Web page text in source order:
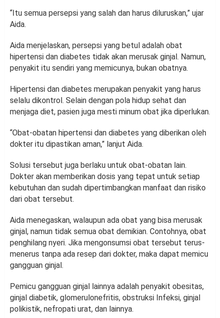
“Itu semua persepsi yang salah dan harus diluruskan,” ujar
Aida.
Aida menjelaskan, persepsi yang betul adalah obat
hipertensi dan diabetes tidak akan merusak ginjal. Namun,
penyakit itu sendiri yang memicunya, bukan obatnya.
Hipertensi dan diabetes merupakan penyakit yang harus
selalu dikontrol. Selain dengan pola hidup sehat dan
menjaga diet, pasien juga mesti minum obat jika diperlukan.
“Obat-obatan hipertensi dan diabetes yang diberikan oleh
dokter itu dipastikan aman,” lanjut Aida.
Solusi tersebut juga berlaku untuk obat-obatan lain.
Dokter akan memberikan dosis yang tepat untuk setiap
kebutuhan dan sudah dipertimbangkan manfaat dan risiko
dari obat tersebut.
Aida menegaskan, walaupun ada obat yang bisa merusak
ginjal, namun tidak semua obat demikian. Contohnya, obat
penghilang nyeri. Jika mengonsumsi obat tersebut terus-
menerus tanpa ada resep dari dokter, maka dapat memicu
gangguan ginjal.
Pemicu gangguan ginjal lainnya adalah penyakit obesitas,
ginjal diabetik, glomerulonefritis, obstruksi Infeksi, ginjal
polikistik, nefropati urat, dan lainnya.